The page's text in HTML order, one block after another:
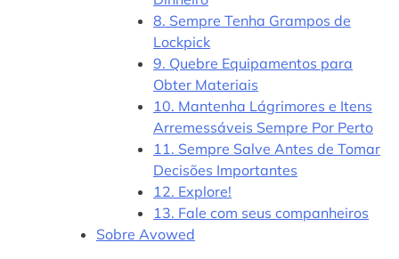
8. Sempre Tenha Grampos de
Lockpick
9. Quebre Equipamentos para
Obter Materiais
10. Mantenha Lágrimores e Itens
Arremessáveis Sempre Por Perto
11. Sempre Salve Antes de Tomar
Decisões Importantes
12. Explore!
13. Fale com seus companheiros
Sobre Avowed